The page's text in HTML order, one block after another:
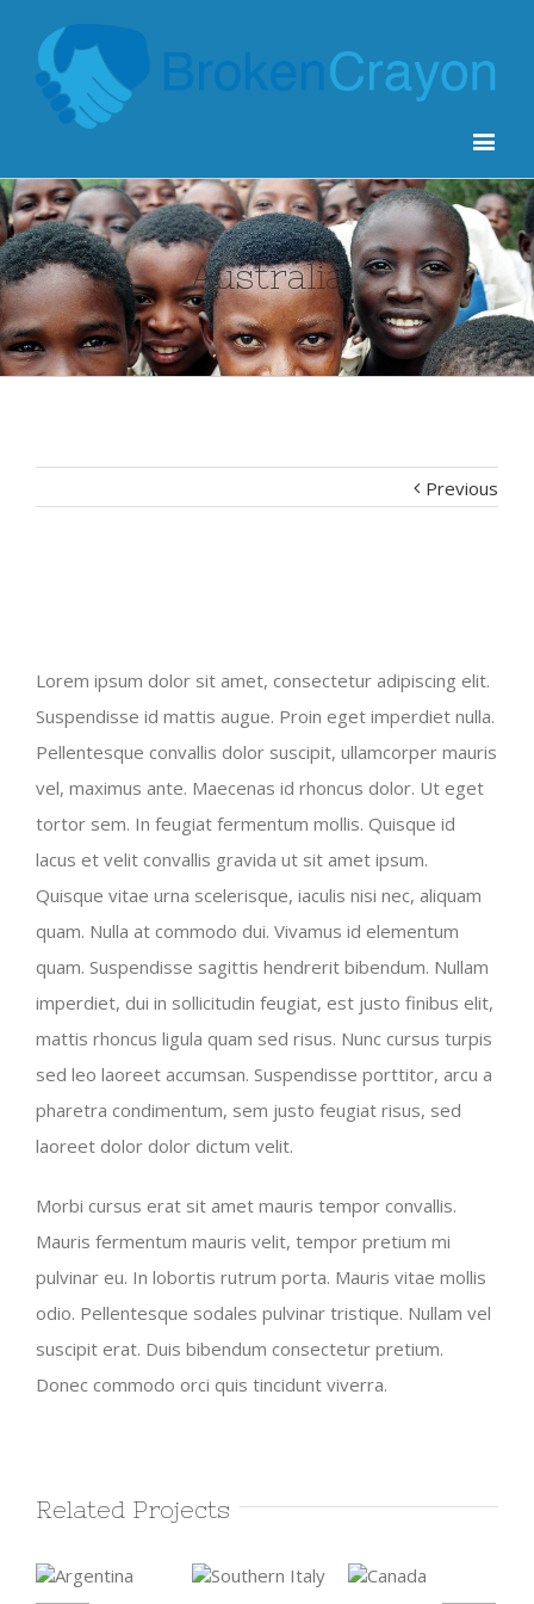
Australia
Previous
Lorem ipsum dolor sit amet, consectetur adipiscing elit.
Suspendisse id mattis augue. Proin eget imperdiet nulla.
Pellentesque convallis dolor suscipit, ullamcorper mauris
vel, maximus ante. Maecenas id rhoncus dolor. Ut eget
tortor sem. In feugiat fermentum mollis. Quisque id
lacus et velit convallis gravida ut sit amet ipsum.
Quisque vitae urna scelerisque, iaculis nisi nec, aliquam
quam. Nulla at commodo dui. Vivamus id elementum
quam. Suspendisse sagittis hendrerit bibendum. Nullam
imperdiet, dui in sollicitudin feugiat, est justo finibus elit,
mattis rhoncus ligula quam sed risus. Nunc cursus turpis
sed leo laoreet accumsan. Suspendisse porttitor, arcu a
pharetra condimentum, sem justo feugiat risus, sed
laoreet dolor dolor dictum velit.
Morbi cursus erat sit amet mauris tempor convallis.
Mauris fermentum mauris velit, tempor pretium mi
pulvinar eu. In lobortis rutrum porta. Mauris vitae mollis
odio. Pellentesque sodales pulvinar tristique. Nullam vel
suscipit erat. Duis bibendum consectetur pretium.
Donec commodo orci quis tincidunt viverra.
Related Projects